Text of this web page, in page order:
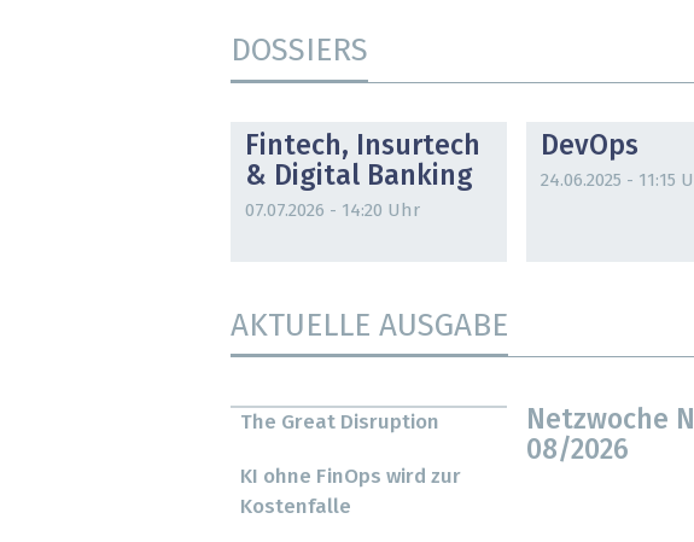
DOSSIERS
Fintech, Insurtech
& Digital Banking
07.07.2026 - 14:20 Uhr
DevOps
24.06.2025 - 11:15
AKTUELLE AUSGABE
Netzwoche
08/2026
The Great Disruption
KI ohne FinOps wird zur
Kostenfalle